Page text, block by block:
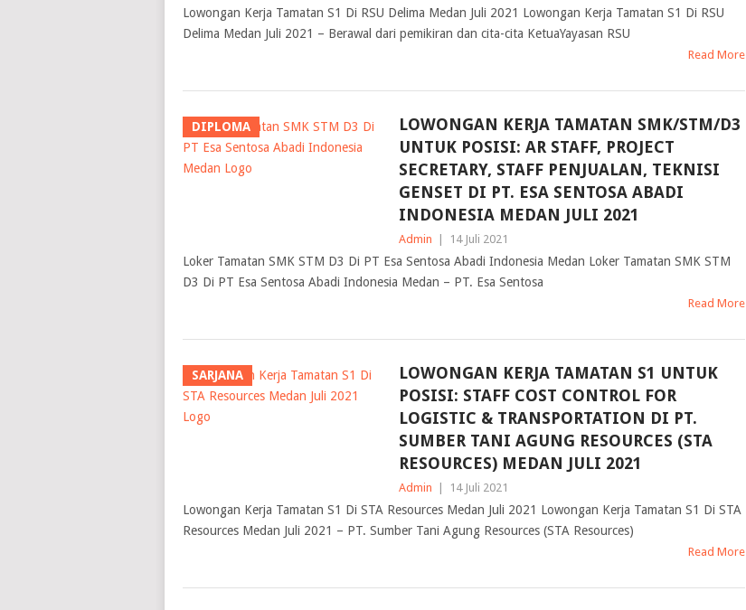
Lowongan Kerja Tamatan S1 Di RSU Delima Medan Juli 2021 Lowongan Kerja Tamatan S1 Di RSU
Delima Medan Juli 2021 – Berawal dari pemikiran dan cita-cita KetuaYayasan RSU
Read More
DIPLOMA
LOWONGAN KERJA TAMATAN SMK/STM/D3
UNTUK POSISI: AR STAFF, PROJECT
SECRETARY, STAFF PENJUALAN, TEKNISI
GENSET DI PT. ESA SENTOSA ABADI
INDONESIA MEDAN JULI 2021
Admin 14 Juli 2021
Loker Tamatan SMK STM D3 Di PT Esa Sentosa Abadi Indonesia Medan Loker Tamatan SMK STM
D3 Di PT Esa Sentosa Abadi Indonesia Medan – PT. Esa Sentosa
Read More
SARJANA
LOWONGAN KERJA TAMATAN S1 UNTUK
POSISI: STAFF COST CONTROL FOR
LOGISTIC & TRANSPORTATION DI PT.
SUMBER TANI AGUNG RESOURCES (STA
RESOURCES) MEDAN JULI 2021
Admin 14 Juli 2021
Lowongan Kerja Tamatan S1 Di STA Resources Medan Juli 2021 Lowongan Kerja Tamatan S1 Di STA
Resources Medan Juli 2021 – PT. Sumber Tani Agung Resources (STA Resources)
Read More